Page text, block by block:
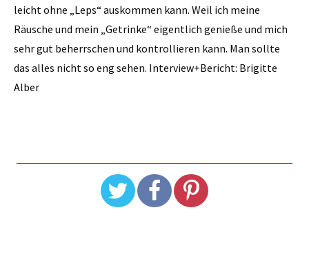
leicht ohne „Leps“ auskommen kann. Weil ich meine
Räusche und mein „Getrinke“ eigentlich genieße und mich
sehr gut beherrschen und kontrollieren kann. Man sollte
das alles nicht so eng sehen. Interview+Bericht: Brigitte
Alber